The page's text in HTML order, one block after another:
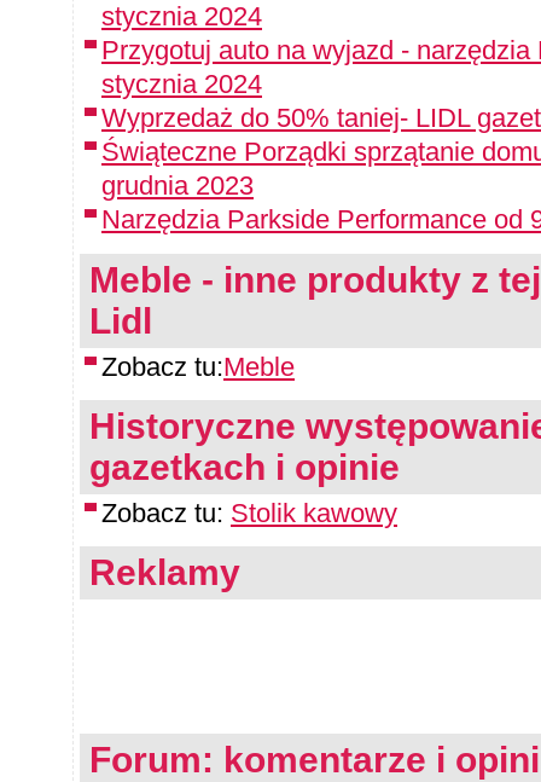
stycznia 2024
Przygotuj auto na wyjazd -
stycznia 2024
Wyprzedaż do 50% taniej- LIDL
Świąteczne Porządki sprzątanie
grudnia 2023
Narzędzia Parkside Performance od
Meble - inne produkty z
Lidl
Zobacz tu:Meble
Historyczne
gazetkach i opinie
Zobacz tu: Stolik kawowy
Reklamy
Forum: komentarze i